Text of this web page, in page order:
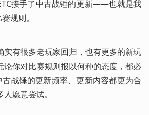
接手了中古战锤的更新——也就是我
规则。
实有很多老玩家回归，也有更多的新玩
论你对比赛规则报以何种的态度，都必
战锤的更新频率、更新内容都更为合
愿意尝试。